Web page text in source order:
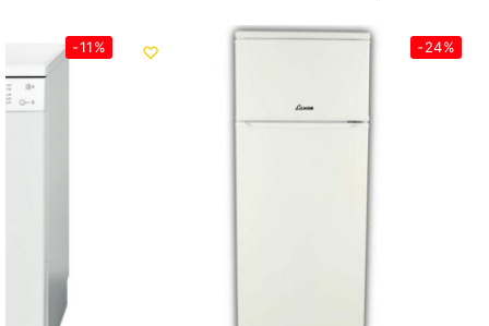
-24%
-11%